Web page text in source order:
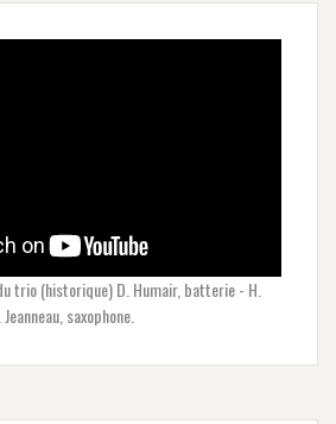
trio (historique) D. Humair, batterie - H.
saxophone.